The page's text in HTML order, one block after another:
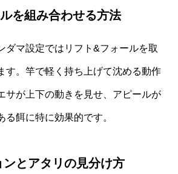
を組み合わせる方法
ダマ設定ではリフト&フォールを取
す。竿で軽く持ち上げて沈める動作
サが上下の動きを見せ、アピールが
る餌に特に効果的です。
ンとアタリの見分け方